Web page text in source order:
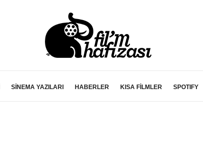
SİNEMA YAZILARI HABERLER KISA FİLMLER SPOTIFY